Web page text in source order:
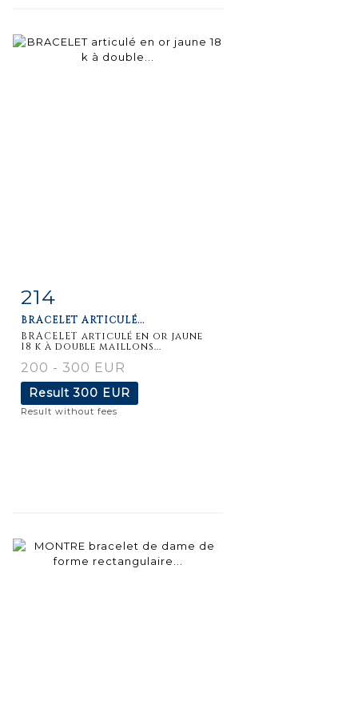
Item detail
214
BRACELET ARTICULÉ...
BRACELET articulé en or jaune
18 k à double maillons...
200 - 300 EUR
Result300 EUR
Result without fees